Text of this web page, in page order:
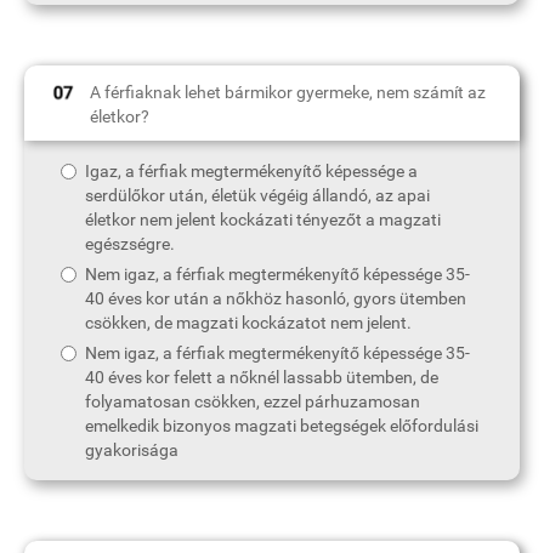
A férfiaknak lehet bármikor gyermeke, nem számít az
életkor?
Igaz, a férfiak megtermékenyítő képessége a
serdülőkor után, életük végéig állandó, az apai
életkor nem jelent kockázati tényezőt a magzati
egészségre.
Nem igaz, a férfiak megtermékenyítő képessége 35-
40 éves kor után a nőkhöz hasonló, gyors ütemben
csökken, de magzati kockázatot nem jelent.
Nem igaz, a férfiak megtermékenyítő képessége 35-
40 éves kor felett a nőknél lassabb ütemben, de
folyamatosan csökken, ezzel párhuzamosan
emelkedik bizonyos magzati betegségek előfordulási
gyakorisága